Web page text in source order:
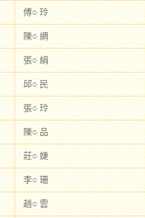
傅○ 玲
陳○ 綢
張○ 絹
邱○ 民
張○ 玲
陳○ 品
莊○ 婕
李○ 珊
趙○ 雲